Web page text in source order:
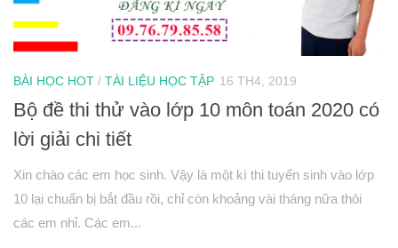
BÀI HỌC HOT / TÀI LIỆU HỌC TẬP 16 TH4, 2019
Bộ đề thi thử vào lớp 10 môn toán 2020 có
lời giải chi tiết
Xin chào các em học sinh. Vậy là một kì thi tuyển sinh vào lớp
10 lại chuẩn bị bắt đầu rồi, chỉ còn khoảng vài tháng nữa thôi
các em nhỉ. Các em...